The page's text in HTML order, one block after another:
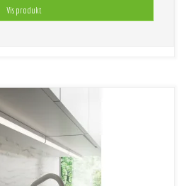
Vis produkt